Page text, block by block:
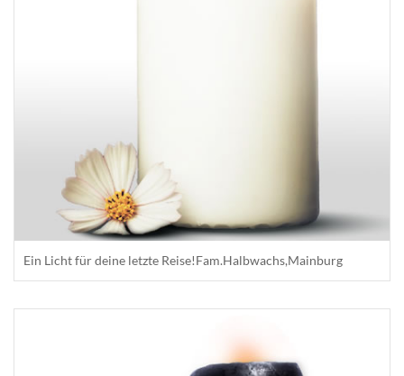
Ein Licht für deine letzte Reise!Fam.Halbwachs,Mainburg